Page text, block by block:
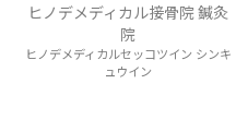
ヒノデメディカル接骨院 鍼灸
院
ヒノデメディカルセッコツイン シンキ
ュウイン